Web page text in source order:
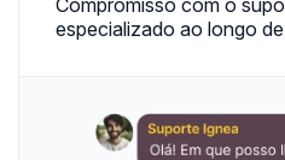
Compromisso com o
especializado ao longo